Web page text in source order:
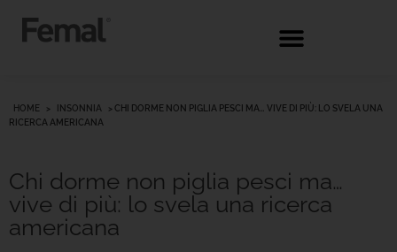
HOME > INSONNIA > CHI DORME NON PIGLIA PESCI MA… VIVE DI PIÙ: LO SVELA UNA
RICERCA AMERICANA
Chi dorme non piglia pesci ma…
vive di più: lo svela una ricerca
americana